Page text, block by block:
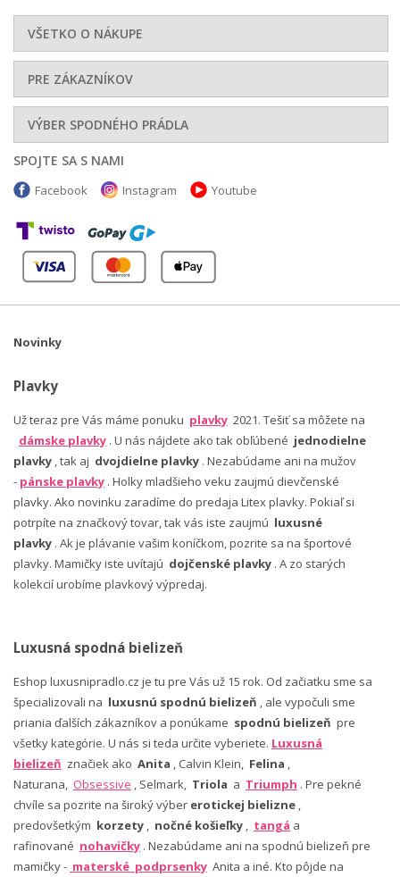
VŠETKO O NÁKUPE
PRE ZÁKAZNÍKOV
VÝBER SPODNÉHO PRÁDLA
SPOJTE SA S NAMI
Facebook Instagram Youtube
Novinky
Plavky
Už teraz pre Vás máme ponuku plavky 2021. Tešiť sa môžete na
dámske plavky . U nás nájdete ako tak obľúbené jednodielne
plavky , tak aj dvojdielne plavky . Nezabúdame ani na mužov
- pánske plavky . Holky mladšieho veku zaujmú dievčenské
plavky. Ako novinku zaradíme do predaja Litex plavky. Pokiaľ si
potrpíte na značkový tovar, tak vás iste zaujmú luxusné
plavky . Ak je plávanie vašim koníčkom, pozrite sa na športové
plavky. Mamičky iste uvítajú dojčenské plavky . A zo starých
kolekcií urobíme plavkový výpredaj.
Luxusná spodná bielizeň
Eshop luxusnipradlo.cz je tu pre Vás už 15 rok. Od začiatku sme sa
špecializovali na luxusnú spodnú bielizeň , ale vypočuli sme
priania ďalších zákazníkov a ponúkame spodnú bielizeň pre
všetky kategórie. U nás si teda určite vyberiete. Luxusná
bielizeň značiek ako Anita , Calvin Klein, Felina ,
Naturana, Obsessive , Selmark, Triola a Triumph . Pre pekné
chvíle sa pozrite na široký výber erotickej bielizne ,
predovšetkým korzety , nočné košieľky , tangá a
rafinované nohavičky . Nezabúdame ani na spodnú bielizeň pre
mamičky - materské podprsenky Anita a iné. Kto pôjde na